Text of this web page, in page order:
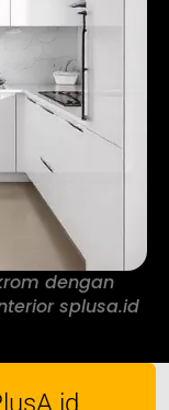
dengan
splusa.id